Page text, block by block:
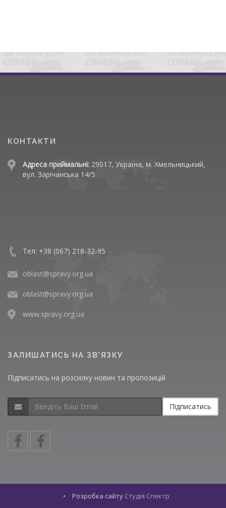
КОНТАКТИ
Адреса приймальні: 29017, Україна, м. Хмельницький,
вул. Зарічанська 14/5
Тел: +38 (067) 218-32-95
oblast@spravy.org.ua
oblast@spravy.org.ua
www.spravy.org.ua
ЗАЛИШАТИСЬ НА ЗВ'ЯЗКУ
Підписатись на розсилку новин та пропозицій
Підписатись
• Розробка сайту Студія Спектр